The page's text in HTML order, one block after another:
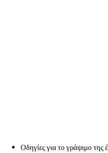
Οδηγίες για το γράψιμο της